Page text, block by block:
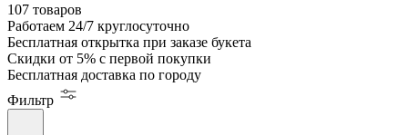
107 товаров
Работаем 24/7 круглосуточно
Бесплатная открытка при заказе букета
Скидки от 5% с первой покупки
Бесплатная доставка по городу
Фильтр